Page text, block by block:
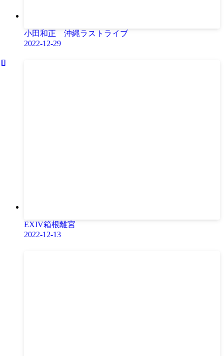
小田和正 沖縄ラストライブ
2022-12-29
EXIV箱根離宮
2022-12-13